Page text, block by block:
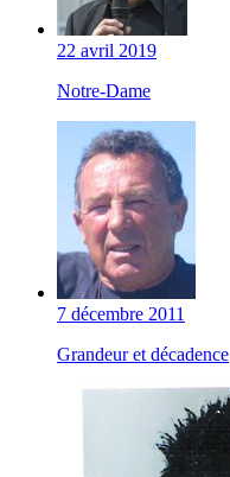
22 avril 2019
Notre-Dame
7 décembre 2011
Grandeur et décadence